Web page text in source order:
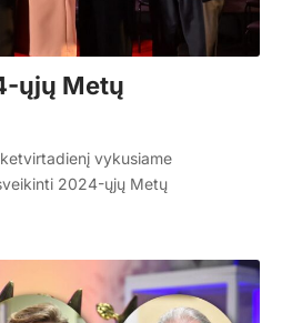
ųjų Metų
vykusiame
2024-ųjų Metų